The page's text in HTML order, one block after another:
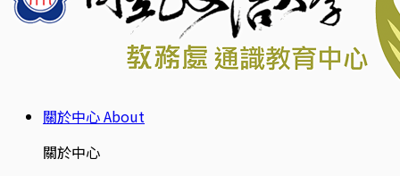
關於中心About
關於中心